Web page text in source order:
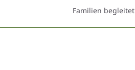
Familien begleitet